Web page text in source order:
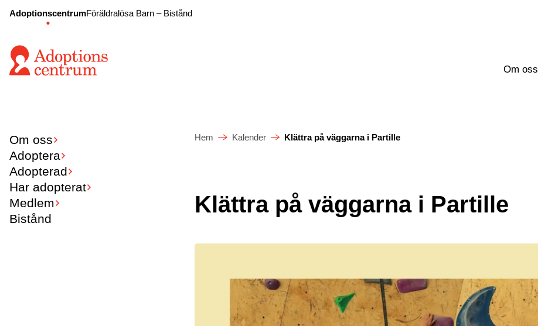
AdoptionscentrumFöräldralösa Barn – Bistånd
Om oss
Om oss
Adoptera
Adopterad
Har adopterat
Medlem
Bistånd
Hem Kalender Klättra på väggarna i Partille
Klättra på väggarna i Partille